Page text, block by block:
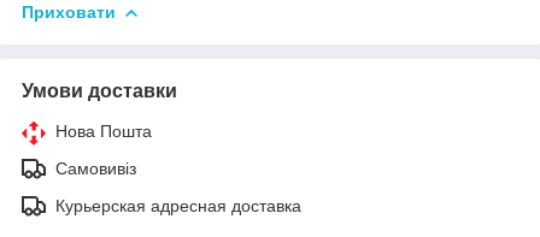
Приховати
Умови доставки
Нова Пошта
Самовивіз
Курьерская адресная доставка